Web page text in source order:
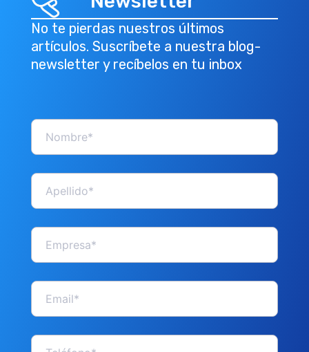
No te pierdas nuestros últimos
artículos. Suscríbete a nuestra blog-
newsletter y recíbelos en tu inbox